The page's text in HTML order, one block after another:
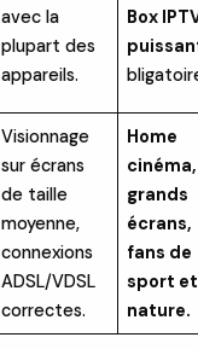
avec la
plupart des
appareils.
Box
Visionnage
sur écrans
de taille
moyenne,
connexions
ADSL/VDSL
correctes.
Home
cinéma,
grands
écrans,
fans de
sport
nature.